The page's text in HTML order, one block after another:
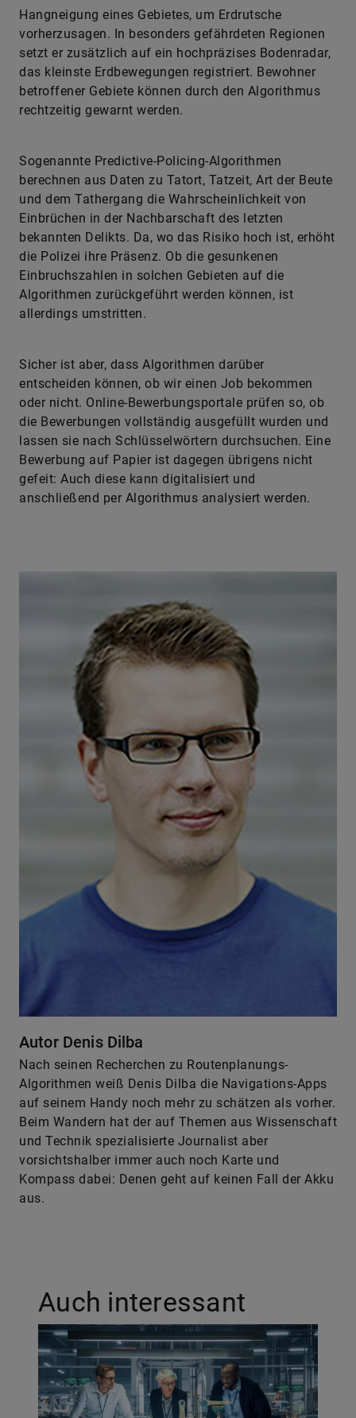
Hangneigung eines Gebietes, um Erdrutsche
vorherzusagen. In besonders gefährdeten Regionen
setzt er zusätzlich auf ein hochpräzises Bodenradar,
das kleinste Erdbewegungen registriert. Bewohner
betroffener Gebiete können durch den Algorithmus
rechtzeitig gewarnt werden.
Sogenannte Predictive-Policing-Algorithmen
berechnen aus Daten zu Tatort, Tatzeit, Art der Beute
und dem Tathergang die Wahrscheinlichkeit von
Einbrüchen in der Nachbarschaft des letzten
bekannten Delikts. Da, wo das Risiko hoch ist, erhöht
die Polizei ihre Präsenz. Ob die gesunkenen
Einbruchszahlen in solchen Gebieten auf die
Algorithmen zurückgeführt werden können, ist
allerdings umstritten.
Sicher ist aber, dass Algorithmen darüber
entscheiden können, ob wir einen Job bekommen
oder nicht. Online-Bewerbungsportale prüfen so, ob
die Bewerbungen vollständig ausgefüllt wurden und
lassen sie nach Schlüsselwörtern durchsuchen. Eine
Bewerbung auf Papier ist dagegen übrigens nicht
gefeit: Auch diese kann digitalisiert und
anschließend per Algorithmus analysiert werden.
Autor Denis Dilba
Nach seinen Recherchen zu Routenplanungs-
Algorithmen weiß Denis Dilba die Navigations-Apps
auf seinem Handy noch mehr zu schätzen als vorher.
Beim Wandern hat der auf Themen aus Wissenschaft
und Technik spezialisierte Journalist aber
vorsichtshalber immer auch noch Karte und
Kompass dabei: Denen geht auf keinen Fall der Akku
aus.
Auch interessant